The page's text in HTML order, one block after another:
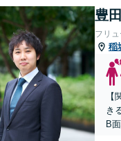
豊
フリ
稲
き
B